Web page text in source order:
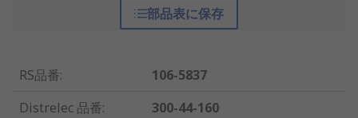
部品表に保存
RS品番:
106-5837
Distrelec 品番:
300-44-160